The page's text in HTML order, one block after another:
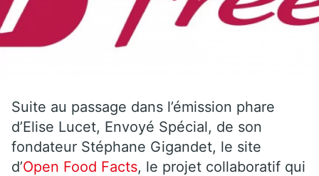
Suite au passage dans l’émission phare
d’Elise Lucet, Envoyé Spécial, de son
fondateur Stéphane Gigandet, le site
d’Open Food Facts, le projet collaboratif qui